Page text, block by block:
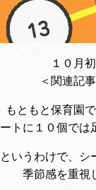
１０月
＜関連記
もともと保育園
トに１０個では
というわけで、シ
季節感を重視